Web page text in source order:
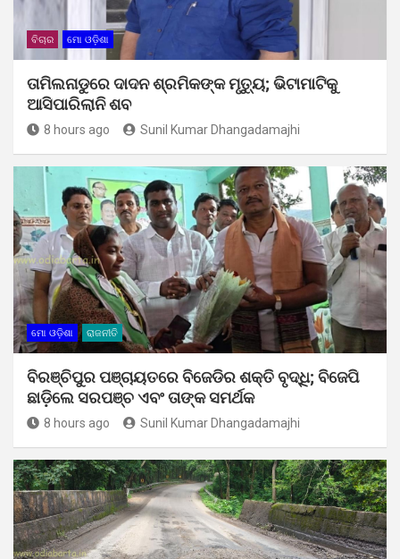
ବିଚାର ମୋ ଓଡ଼ିଶା
ତାମିଲନାଡୁରେ ଦାଦନ ଶ୍ରମିକଙ୍କ ମୃତ୍ୟୁ; ଭିଟାମାଟିକୁ
ଆସିପାରିଲାନି ଶବ
8 hours ago Sunil Kumar Dhangadamajhi
ମୋ ଓଡ଼ିଶା ରାଜନୀତି
ବିରଞ୍ଚିପୁର ପଞ୍ଚାୟତରେ ବିଜେଡିର ଶକ୍ତି ବୃଦ୍ଧି; ବିଜେପି
ଛାଡ଼ିଲେ ସରପଞ୍ଚ ଏବଂ ତାଙ୍କ ସମର୍ଥକ
8 hours ago Sunil Kumar Dhangadamajhi